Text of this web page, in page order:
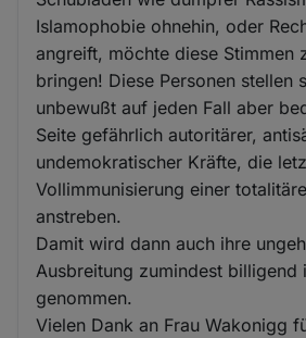
Islamophobie ohnehin, oder
angreift, möchte diese Stimmen
bringen! Diese Personen stellen
unbewußt auf jeden Fall aber
Seite gefährlich autoritärer,
undemokratischer Kräfte, die
Vollimmunisierung einer
anstreben.
Damit wird dann auch ihre
Ausbreitung zumindest billigend
genommen.
Vielen Dank an Frau Wakonigg